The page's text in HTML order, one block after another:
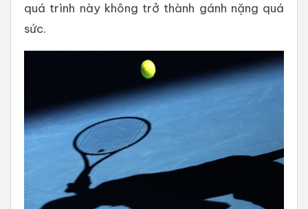
quá trình này không trở thành gánh nặng quá
sức.